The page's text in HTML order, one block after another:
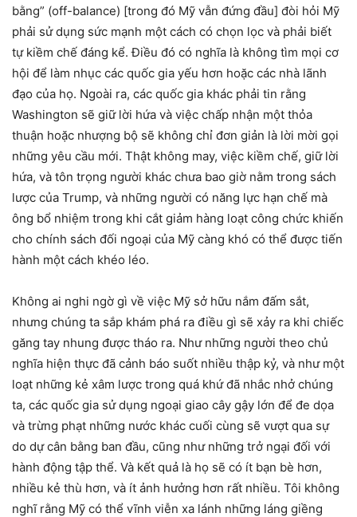
bằng” (off-balance) [trong đó Mỹ vẫn đứng đầu] đòi hỏi Mỹ
phải sử dụng sức mạnh một cách có chọn lọc và phải biết
tự kiềm chế đáng kể. Điều đó có nghĩa là không tìm mọi cơ
hội để làm nhục các quốc gia yếu hơn hoặc các nhà lãnh
đạo của họ. Ngoài ra, các quốc gia khác phải tin rằng
Washington sẽ giữ lời hứa và việc chấp nhận một thỏa
thuận hoặc nhượng bộ sẽ không chỉ đơn giản là lời mời gọi
những yêu cầu mới. Thật không may, việc kiềm chế, giữ lời
hứa, và tôn trọng người khác chưa bao giờ nằm trong sách
lược của Trump, và những người có năng lực hạn chế mà
ông bổ nhiệm trong khi cắt giảm hàng loạt công chức khiến
cho chính sách đối ngoại của Mỹ càng khó có thể được tiến
hành một cách khéo léo.
Không ai nghi ngờ gì về việc Mỹ sở hữu nắm đấm sắt,
nhưng chúng ta sắp khám phá ra điều gì sẽ xảy ra khi chiếc
găng tay nhung được tháo ra. Như những người theo chủ
nghĩa hiện thực đã cảnh báo suốt nhiều thập kỷ, và như một
loạt những kẻ xâm lược trong quá khứ đã nhắc nhở chúng
ta, các quốc gia sử dụng ngoại giao cây gậy lớn để đe dọa
và trừng phạt những nước khác cuối cùng sẽ vượt qua sự
do dự cân bằng ban đầu, cũng như những trở ngại đối với
hành động tập thể. Và kết quả là họ sẽ có ít bạn bè hơn,
nhiều kẻ thù hơn, và ít ảnh hưởng hơn rất nhiều. Tôi không
nghĩ rằng Mỹ có thể vĩnh viễn xa lánh những láng giềng